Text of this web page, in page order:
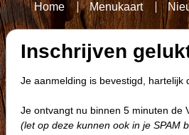
Home Menukaart
Inschrijven
Je aanmelding is bevestigd, hartelijk
Je ontvangt nu binnen 5 minuten de
(let op deze kunnen ook in je SPAM